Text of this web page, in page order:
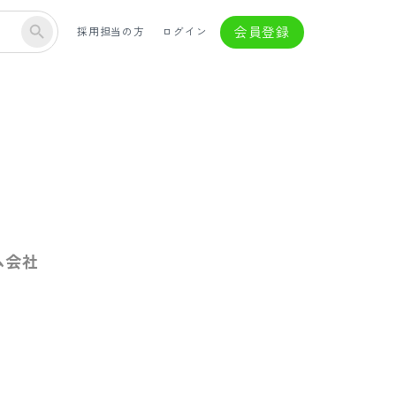
採用担当の方 ログイン 会員登録
社